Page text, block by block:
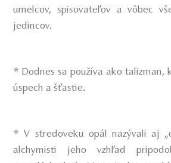
umelcov, spisovateľov a vôbec
jedincov.
* Dodnes sa používa ako talizman,
úspech a šťastie.
* V stredoveku opál nazývali aj
alchymisti jeho vzhľad